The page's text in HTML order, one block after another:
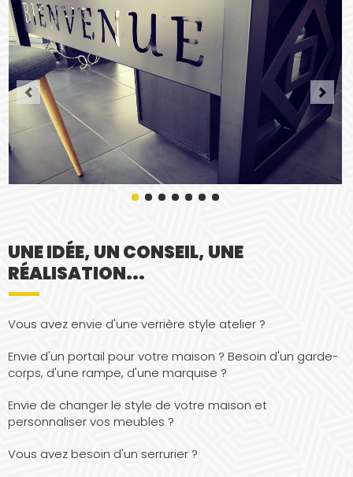
UNE IDÉE, UN CONSEIL, UNE
RÉALISATION...
Vous avez envie d'une verrière style atelier ?
Envie d'un portail pour votre maison ? Besoin d'un garde-
corps, d'une rampe, d'une marquise ?
Envie de changer le style de votre maison et
personnaliser vos meubles ?
Vous avez besoin d'un serrurier ?